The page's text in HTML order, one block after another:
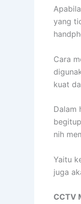
yang
Cara
kuat
Dalam
nih
Yaitu
juga
CCTV